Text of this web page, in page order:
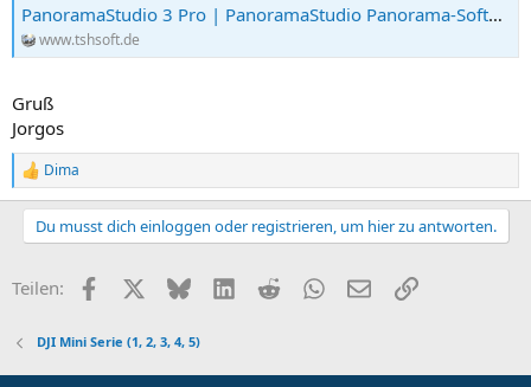
PanoramaStudio 3 Pro | PanoramaStudio Panorama-Software
www.tshsoft.de
Gruß
Jorgos
R
e
a
o
n
Dima
Du musst dich einloggen oder registrieren, um hier zu antworten.
Teilen: Facebook BlueskyLinkedIn
Reddit WhatsApp
E-MailLink
DJI Mini Serie (1, 2, 3, 4, 5)